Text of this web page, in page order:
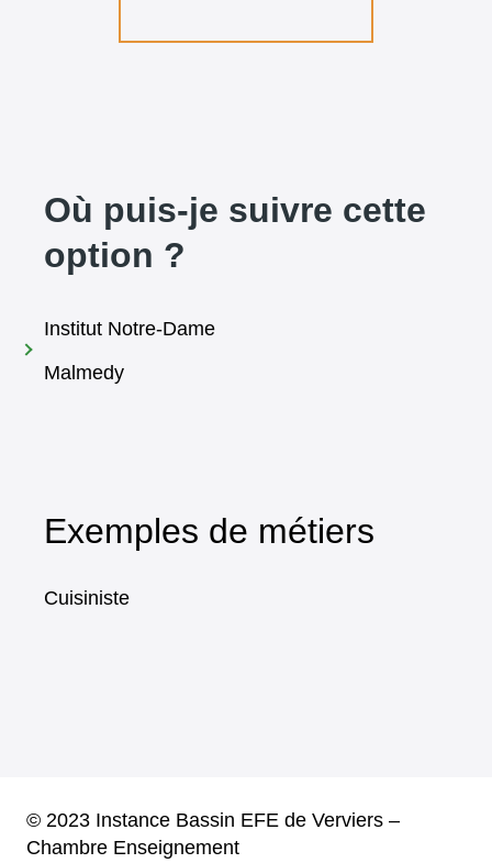
Où puis-je suivre cette
option ?
Institut Notre-Dame
Malmedy
Exemples de métiers
Cuisiniste
© 2023 Instance Bassin EFE de Verviers –
Chambre Enseignement